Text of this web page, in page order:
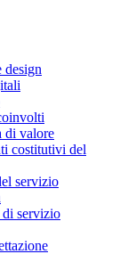
design
di valore
costitutivi del
servizio
di servizio